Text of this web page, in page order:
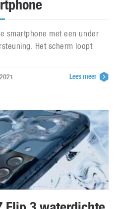
smartphone met een under
Het scherm loopt
Lees meer